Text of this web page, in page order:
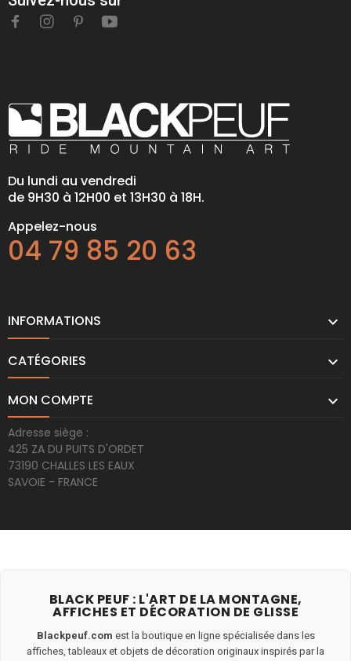
Du lundi au vendredi
de 9H30 à 12H00 et 13H30 à 18H.
Appelez-nous
04 79 85 20 63
INFORMATIONS 
CATÉGORIES 
MON COMPTE 
Adresse siège :
425 ZA DU PUITS D'ORDET
73190 CHALLES LES EAUX
SAVOIE - FRANCE
BLACK PEUF : L'ART DE LA MONTAGNE,
AFFICHES ET DÉCORATION DE GLISSE
Blackpeuf.com est la boutique en ligne spécialisée dans les
affiches, tableaux et objets de décoration originaux inspirés par la